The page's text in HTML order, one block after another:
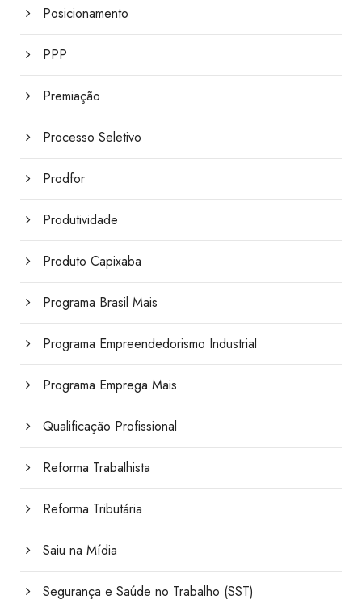
Posicionamento
PPP
Premiação
Processo Seletivo
Prodfor
Produtividade
Produto Capixaba
Programa Brasil Mais
Programa Empreendedorismo Industrial
Programa Emprega Mais
Qualificação Profissional
Reforma Trabalhista
Reforma Tributária
Saiu na Mídia
Segurança e Saúde no Trabalho (SST)